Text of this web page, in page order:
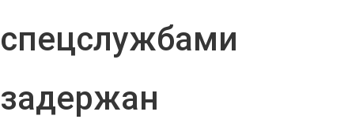
спецслужбами
задержан